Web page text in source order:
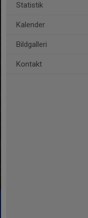
Statistik
Kalender
Bildgalleri
Kontakt